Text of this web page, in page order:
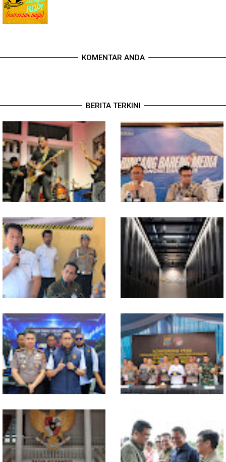
KOMENTAR ANDA
BERITA TERKINI
In Release02,Hansen Teo:
Band Medan Harus Berani
Bereskperimen
Ekonomi Sumut Triwulan II
2026 berkisar 5,06 Persen, BI :
Konsumsi RT dan
Perdagangan CPO
Penyumbang Tertinggi
Polresta Deliserdang
Musnahkan 1,2 Kilo Gram
Sabu-sabu: Tiga Tersangka
Gagal Edarkan Ribuan Dosis
Narkoba
Indosat, Ooredoo Group,
Nokia, dan NVIDIA Luncurkan
Zankore by Indosat, Siap
Layani Kawasan Asia-Pasifik
dengan Platform Infrastruktur
AI Terintegerasi
Polda Sumut Bongkar Sindikat
Scamming Internasional di
Apartemen Medan, Korban
Rugi Rp6,7 Miliar
Selama 300 Hari, Polrestabes
Medan Tangkap 1.434
Tersangka Narkoba